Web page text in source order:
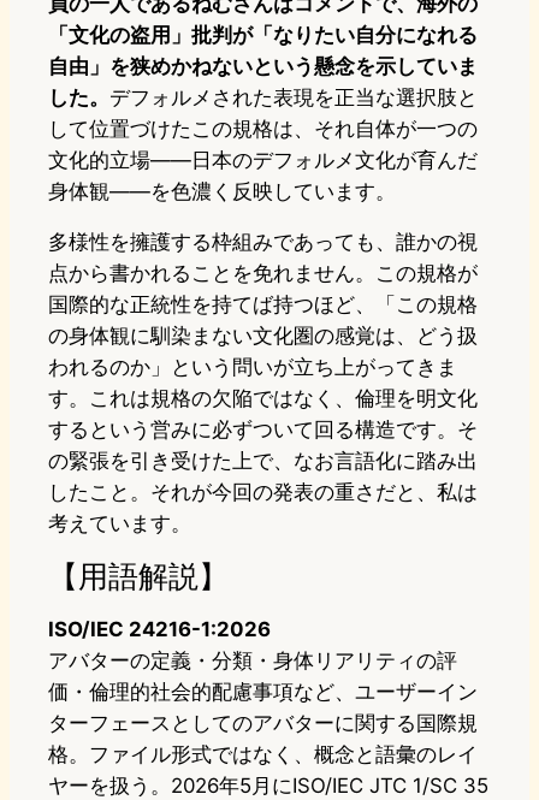
「文化の盗用」批判が「なりたい自分になれる
自由」を狭めかねないという懸念を示していま
した。 デフォルメされた表現を正当な選択肢と
して位置づけたこの規格は、それ自体が一つの
文化的立場——日本のデフォルメ文化が育んだ
身体観——を色濃く反映しています。
多様性を擁護する枠組みであっても、誰かの視
点から書かれることを免れません。この規格が
国際的な正統性を持てば持つほど、「この規格
の身体観に馴染まない文化圏の感覚は、どう扱
われるのか」という問いが立ち上がってきま
す。これは規格の欠陥ではなく、倫理を明文化
するという営みに必ずついて回る構造です。そ
の緊張を引き受けた上で、なお言語化に踏み出
したこと。それが今回の発表の重さだと、私は
考えています。
【用語解説】
ISO/IEC 24216-1:2026
アバターの定義・分類・身体リアリティの評
価・倫理的社会的配慮事項など、ユーザーイン
ターフェースとしてのアバターに関する国際規
格。ファイル形式ではなく、概念と語彙のレイ
ヤーを扱う。2026年5月にISO/IEC JTC 1/SC 35